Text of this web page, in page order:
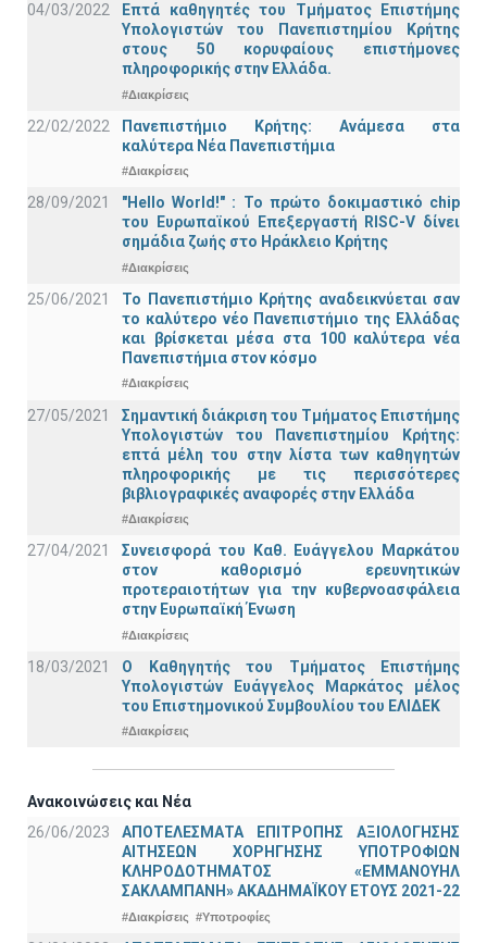
04/03/2022
Επτά καθηγητές του Τμήματος Επιστήμης
Υπολογιστών του Πανεπιστημίου Κρήτης
στους 50 κορυφαίους επιστήμονες
πληροφορικής στην Ελλάδα.
#Διακρίσεις
22/02/2022
Πανεπιστήμιο Κρήτης: Ανάμεσα στα
καλύτερα Νέα Πανεπιστήμια
#Διακρίσεις
28/09/2021
"Hello World!" : Το πρώτο δοκιμαστικό chip
του Ευρωπαϊκού Επεξεργαστή RISC-V δίνει
σημάδια ζωής στο Ηράκλειο Κρήτης
#Διακρίσεις
25/06/2021
Το Πανεπιστήμιο Κρήτης αναδεικνύεται σαν
το καλύτερο νέο Πανεπιστήμιο της Ελλάδας
και βρίσκεται μέσα στα 100 καλύτερα νέα
Πανεπιστήμια στον κόσμο
#Διακρίσεις
27/05/2021
Σημαντική διάκριση του Τμήματος Επιστήμης
Υπολογιστών του Πανεπιστημίου Κρήτης:
επτά μέλη του στην λίστα των καθηγητών
πληροφορικής με τις περισσότερες
βιβλιογραφικές αναφορές στην Ελλάδα
#Διακρίσεις
27/04/2021
Συνεισφορά του Καθ. Ευάγγελου Μαρκάτου
στον καθορισμό ερευνητικών
προτεραιοτήτων για την κυβερνοασφάλεια
στην Ευρωπαϊκή Ένωση
#Διακρίσεις
18/03/2021
Ο Καθηγητής του Τμήματος Επιστήμης
Υπολογιστών Ευάγγελος Μαρκάτος μέλος
του Επιστημονικού Συμβουλίου του ΕΛΙΔΕΚ
#Διακρίσεις
Ανακοινώσεις και Νέα
26/06/2023
ΑΠΟΤΕΛΕΣΜΑΤΑ ΕΠΙΤΡΟΠΗΣ ΑΞΙΟΛΟΓΗΣΗΣ
ΑΙΤΗΣΕΩΝ ΧΟΡΗΓΗΣΗΣ ΥΠΟΤΡΟΦΙΩΝ
ΚΛΗΡΟΔΟΤΗΜΑΤΟΣ «ΕΜΜΑΝΟΥΗΛ
ΣΑΚΛΑΜΠΑΝΗ» ΑΚΑΔΗΜΑΪΚΟΥ ΕΤΟΥΣ 2021-22
#Διακρίσεις #Υποτροφίες